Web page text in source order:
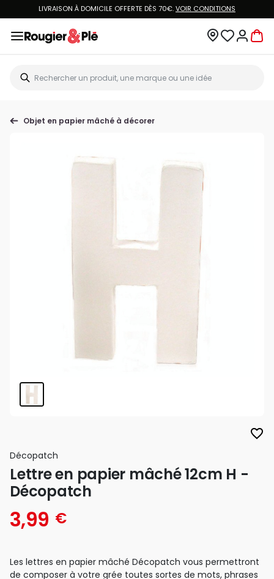
LIVRAISON À DOMICILE OFFERTE DÈS 70€.VOIR CONDITIONS
Objet en papier mâché à décorer
favorite_border
Décopatch
Lettre en papier mâché 12cm H -
Décopatch
3,99 €
Les lettres en papier mâché Décopatch vous permettront
de composer à votre grée toutes sortes de mots, phrases